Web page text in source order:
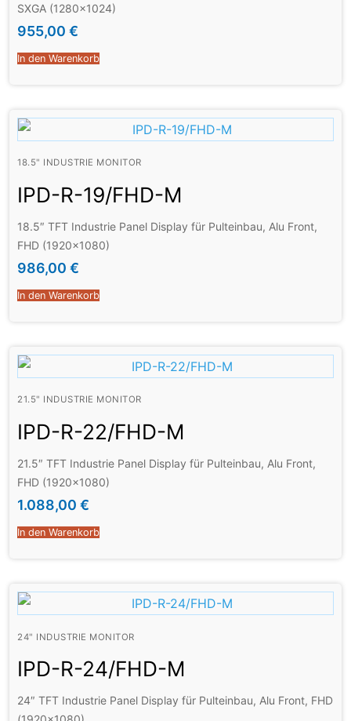
SXGA (1280×1024)
955,00 €
In den Warenkorb
18.5" INDUSTRIE MONITOR
IPD-R-19/FHD-M
18.5″ TFT Industrie Panel Display für Pulteinbau, Alu Front,
FHD (1920×1080)
986,00 €
In den Warenkorb
21.5" INDUSTRIE MONITOR
IPD-R-22/FHD-M
21.5″ TFT Industrie Panel Display für Pulteinbau, Alu Front,
FHD (1920×1080)
1.088,00 €
In den Warenkorb
24" INDUSTRIE MONITOR
IPD-R-24/FHD-M
24″ TFT Industrie Panel Display für Pulteinbau, Alu Front, FHD